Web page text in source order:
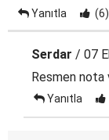
Yanıtla (6)
Serdar / 07
Resmen nota
Yanıtla